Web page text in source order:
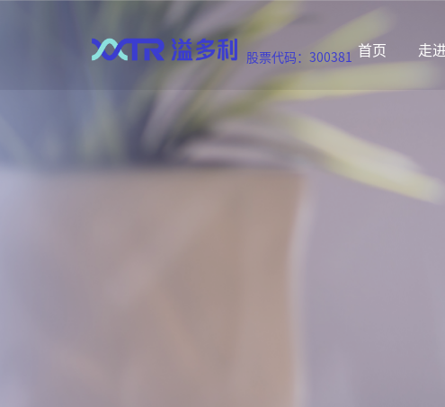
股票代码：300381 首页 走